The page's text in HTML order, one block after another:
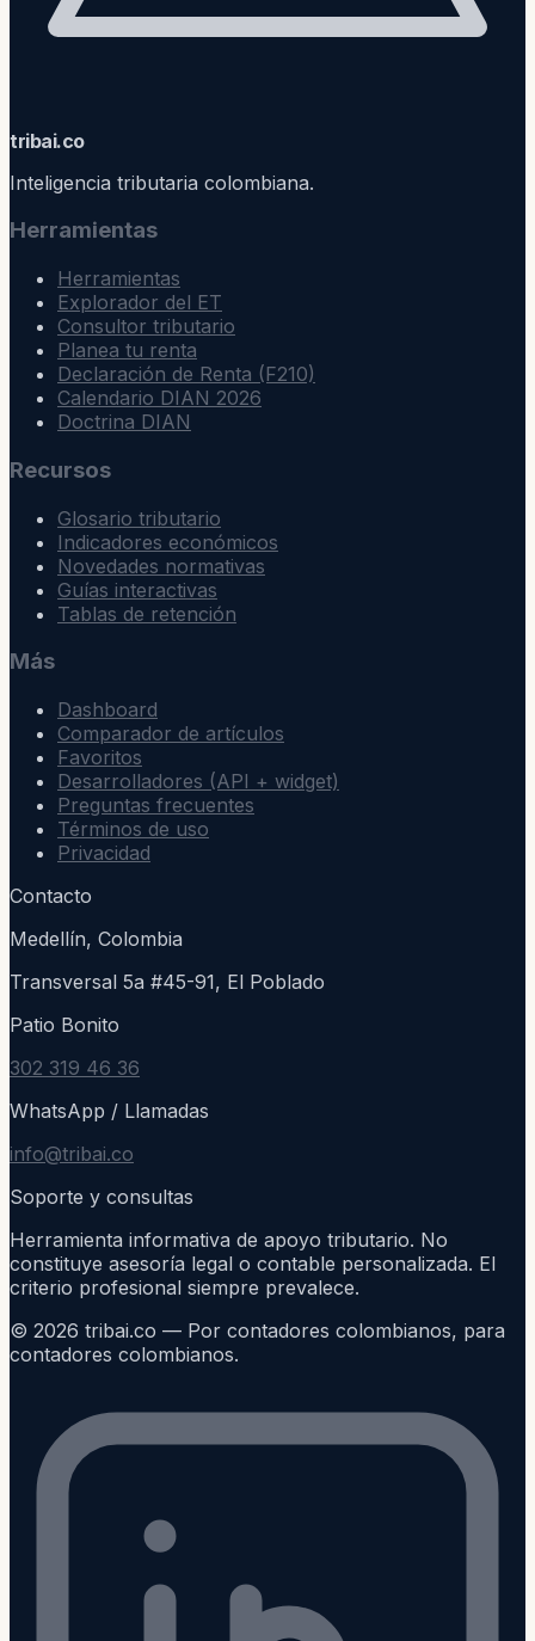
tribai.co
Inteligencia tributaria colombiana.
Herramientas
Herramientas
Explorador del ET
Consultor tributario
Planea tu renta
Declaración de Renta (F210)
Calendario DIAN 2026
Doctrina DIAN
Recursos
Glosario tributario
Indicadores económicos
Novedades normativas
Guías interactivas
Tablas de retención
Más
Dashboard
Comparador de artículos
Favoritos
Desarrolladores (API + widget)
Preguntas frecuentes
Términos de uso
Privacidad
Contacto
Medellín, Colombia
Transversal 5a #45-91, El Poblado
Patio Bonito
302 319 46 36
WhatsApp / Llamadas
info@tribai.co
Soporte y consultas
Herramienta informativa de apoyo tributario. No
constituye asesoría legal o contable personalizada. El
criterio profesional siempre prevalece.
© 2026 tribai.co — Por contadores colombianos, para
contadores colombianos.